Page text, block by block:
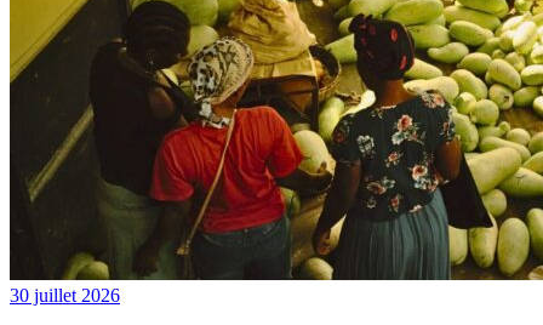
30 juillet 2026